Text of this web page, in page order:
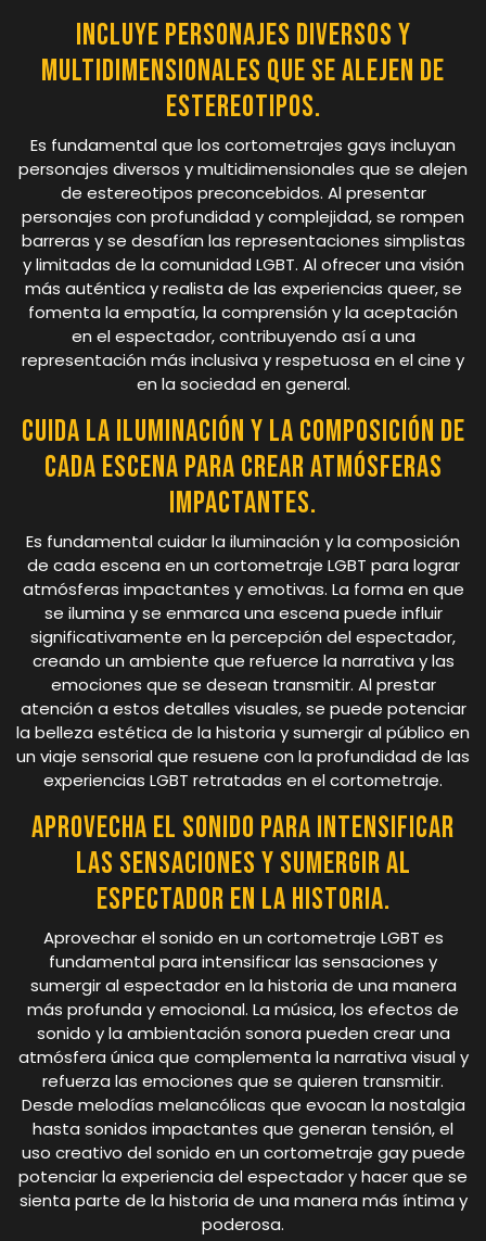
Incluye personajes diversos y
multidimensionales que se alejen de
estereotipos.
Es fundamental que los cortometrajes gays incluyan
personajes diversos y multidimensionales que se alejen
de estereotipos preconcebidos. Al presentar
personajes con profundidad y complejidad, se rompen
barreras y se desafían las representaciones simplistas
y limitadas de la comunidad LGBT. Al ofrecer una visión
más auténtica y realista de las experiencias queer, se
fomenta la empatía, la comprensión y la aceptación
en el espectador, contribuyendo así a una
representación más inclusiva y respetuosa en el cine y
en la sociedad en general.
Cuida la iluminación y la composición de
cada escena para crear atmósferas
impactantes.
Es fundamental cuidar la iluminación y la composición
de cada escena en un cortometraje LGBT para lograr
atmósferas impactantes y emotivas. La forma en que
se ilumina y se enmarca una escena puede influir
significativamente en la percepción del espectador,
creando un ambiente que refuerce la narrativa y las
emociones que se desean transmitir. Al prestar
atención a estos detalles visuales, se puede potenciar
la belleza estética de la historia y sumergir al público en
un viaje sensorial que resuene con la profundidad de las
experiencias LGBT retratadas en el cortometraje.
Aprovecha el sonido para intensificar
las sensaciones y sumergir al
espectador en la historia.
Aprovechar el sonido en un cortometraje LGBT es
fundamental para intensificar las sensaciones y
sumergir al espectador en la historia de una manera
más profunda y emocional. La música, los efectos de
sonido y la ambientación sonora pueden crear una
atmósfera única que complementa la narrativa visual y
refuerza las emociones que se quieren transmitir.
Desde melodías melancólicas que evocan la nostalgia
hasta sonidos impactantes que generan tensión, el
uso creativo del sonido en un cortometraje gay puede
potenciar la experiencia del espectador y hacer que se
sienta parte de la historia de una manera más íntima y
poderosa.